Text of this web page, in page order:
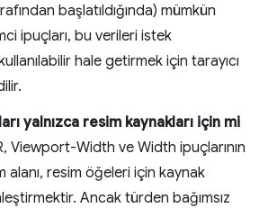
başlatıldığında) mümkün
ipuçları, bu verileri istek
hale getirmek için tarayıcı
yalnızca resim kaynakları için mi
Viewport-Width ve Width ipuçlarının
alanı, resim öğeleri için kaynak
Ancak türden bağımsız